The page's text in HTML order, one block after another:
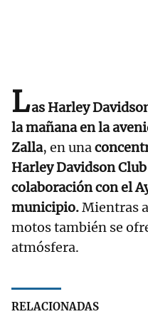
Las Harley
la mañana en la
Zalla, en una
Harley Davidson
colaboración con el
municipio.Mientras
motos también se
atmósfera.
RELACIONADAS